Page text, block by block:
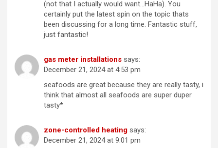
(not that I actually would want…HaHa). You
certainly put the latest spin on the topic thats
been discussing for a long time. Fantastic stuff,
just fantastic!
gas meter installations says:
December 21, 2024 at 4:53 pm
seafoods are great because they are really tasty, i
think that almost all seafoods are super duper
tasty*
zone-controlled heating says:
December 21, 2024 at 9:01 pm